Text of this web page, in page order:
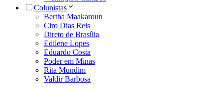
Colunistas
Bertha Maakaroun
Ciro Dias Reis
Direto de Brasília
Edilene Lopes
Eduardo Costa
Poder em Minas
Rita Mundim
Valdir Barbosa